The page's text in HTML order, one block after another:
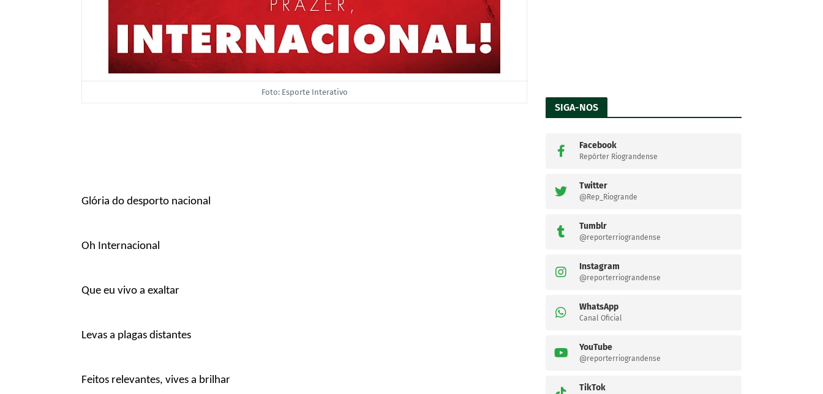
Foto: Esporte Interativo
Glória do desporto nacional
Oh Internacional
Que eu vivo a exaltar
Levas a plagas distantes
Feitos relevantes, vives a brilhar
SIGA-NOS
Facebook
Repórter Riograndense
Twitter
@Rep_Riogrande
Tumblr
@reporterriograndense
Instagram
@reporterriograndense
WhatsApp
Canal Oficial
YouTube
@reporterriograndense
TikTok